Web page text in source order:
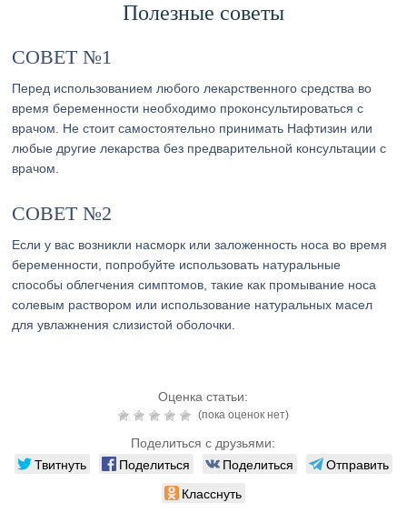
Полезные советы
СОВЕТ №1
Перед использованием любого лекарственного средства во
время беременности необходимо проконсультироваться с
врачом. Не стоит самостоятельно принимать Нафтизин или
любые другие лекарства без предварительной консультации с
врачом.
СОВЕТ №2
Если у вас возникли насморк или заложенность носа во время
беременности, попробуйте использовать натуральные
способы облегчения симптомов, такие как промывание носа
солевым раствором или использование натуральных масел
для увлажнения слизистой оболочки.
Оценка статьи:
(пока оценок нет)
Поделиться с друзьями:
Твитнуть Поделиться Поделиться
Отправить
Класснуть